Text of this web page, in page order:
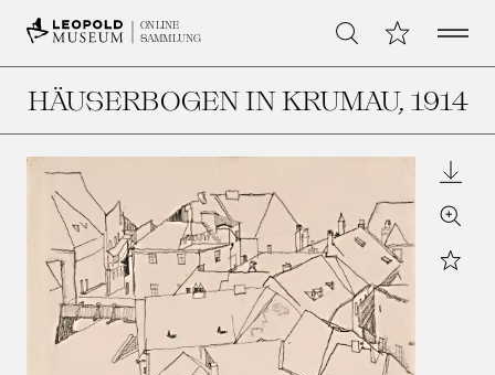
ONLINE
SAMMLUNG
Suche Meine Open
HÄUSERBOGEN IN KRUMAU, 1914
Zoom
Star